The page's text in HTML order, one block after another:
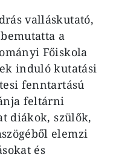
valláskutató,
a
Főiskola
induló kutatási
fenntartású
feltárni
diákok, szülők,
elemzi
és